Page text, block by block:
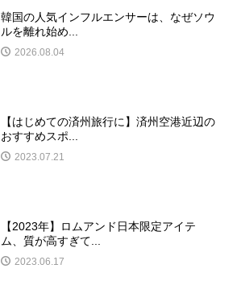
韓国の人気インフルエンサーは、なぜソウ
ルを離れ始め...
2026.08.04
【はじめての済州旅行に】済州空港近辺の
おすすめスポ...
2023.07.21
【2023年】ロムアンド日本限定アイテ
ム、質が高すぎて...
2023.06.17